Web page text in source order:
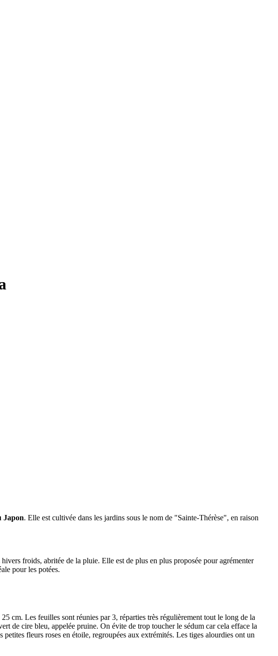
Japon. Elle est cultivée dans les jardins sous le nom de "Sainte-Thérèse", en raison
froids, abritée de la pluie. Elle est de plus en plus proposée pour agrémenter
pour les potées.
cm. Les feuilles sont réunies par 3, réparties très régulièrement tout le long de la
de cire bleu, appelée pruine. On évite de trop toucher le sédum car cela efface la
fleurs roses en étoile, regroupées aux extrémités. Les tiges alourdies ont un